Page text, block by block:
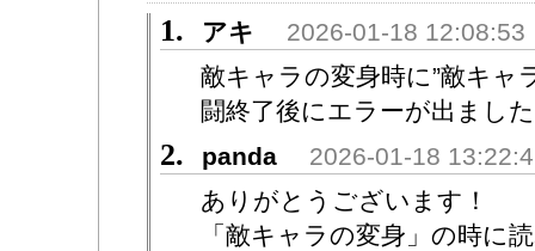
1. アキ
2026-01-18 12:08:53
敵キャラの変身時に”敵キャ
闘終了後にエラーが出まし
2. panda
2026-01-18
ありがとうございます！
「敵キャラの変身」の時に